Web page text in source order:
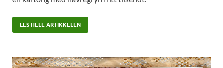
LES HELE ARTIKKELEN